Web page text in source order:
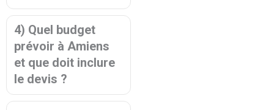
4) Quel budget
prévoir à Amiens
et que doit inclure
le devis ?